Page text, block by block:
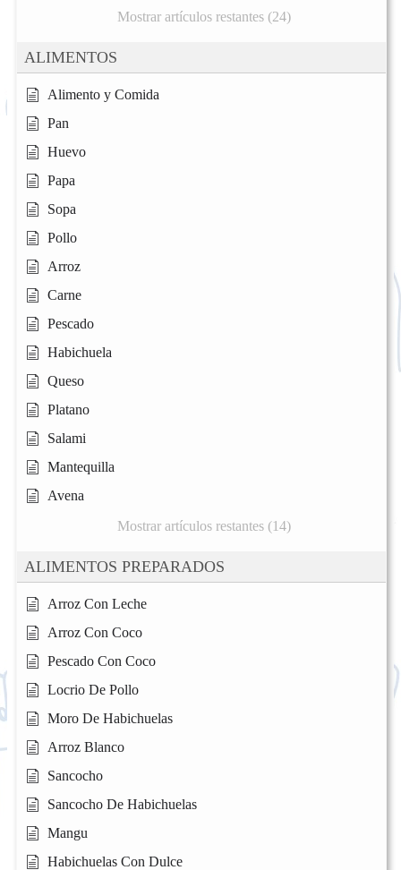
Mostrar artículos restantes (24)
ALIMENTOS
Alimento y Comida
Pan
Huevo
Papa
Sopa
Pollo
Arroz
Carne
Pescado
Habichuela
Queso
Platano
Salami
Mantequilla
Avena
Mostrar artículos restantes (14)
ALIMENTOS PREPARADOS
Arroz Con Leche
Arroz Con Coco
Pescado Con Coco
Locrio De Pollo
Moro De Habichuelas
Arroz Blanco
Sancocho
Sancocho De Habichuelas
Mangu
Habichuelas Con Dulce